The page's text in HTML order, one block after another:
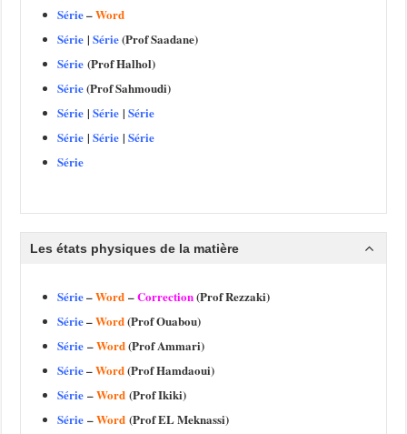
Série–Word
Série |Série(Prof Saadane)
Série (Prof Halhol)
Série(Prof Sahmoudi)
Série |Série |Série
Série |Série |Série
Série
Les états physiques de la matière
Série–Word –Correction(Prof Rezzaki)
Série–Word(Prof Ouabou)
Série –Word(Prof Ammari)
Série–Word(Prof Hamdaoui)
Série –Word (Prof Ikiki)
Série –Word (Prof EL Meknassi)